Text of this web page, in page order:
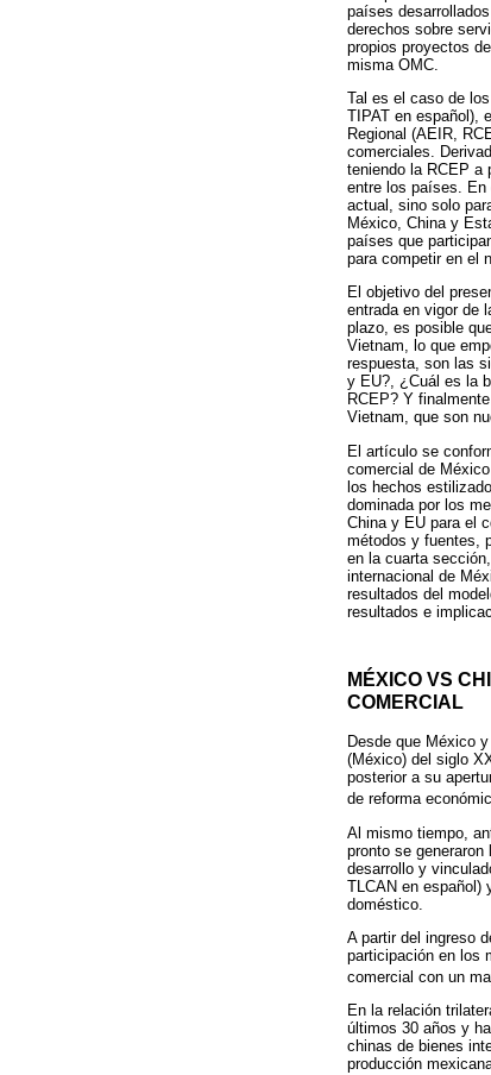
países
derechos sobre
propios proyectos
misma OMC.
Tal es el caso de
TIPAT en español),
Regional (AEIR,
comerciales.
teniendo la RCEP a
entre los países. En
actual, sino solo
México, China y
países que
para competir en el
El objetivo del
entrada en vigor de
plazo, es posible
Vietnam, lo que
respuesta, son las
y EU?, ¿Cuál es la
RCEP? Y
Vietnam, que son
El artículo se
comercial de
los hechos
dominada por los
China y EU para el
métodos y fuentes,
en la cuarta
internacional de
resultados del
resultados e
MÉXICO VS
COMERCIAL
Desde que México
(México) del siglo
posterior a su
de reforma
Al mismo tiempo,
pronto se
desarrollo y
TLCAN en español)
doméstico.
A partir del ingreso
participación en los
comercial con un
En la relación
últimos 30 años y
chinas de bienes
producción